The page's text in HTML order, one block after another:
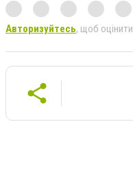
Авторизуйтесь, щоб оцінити